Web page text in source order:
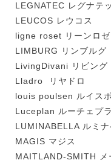
LEGNATEC レグナテ
LEUCOS レウコス
ligne roset リーンロゼ
LIMBURG リンブルグ
LivingDivani リビング
Lladro リヤドロ
louis poulsen ルイス
Luceplan ルーチェプ
LUMINABELLA ルミナ
MAGIS マジス
MAITLAND-SMITH メ